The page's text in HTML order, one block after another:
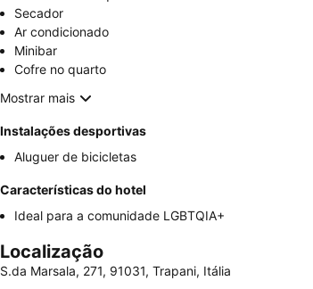
Secador
Ar condicionado
Minibar
Cofre no quarto
Mostrar mais
Instalações desportivas
Aluguer de bicicletas
Características do hotel
Ideal para a comunidade LGBTQIA+
Localização
S.da Marsala, 271, 91031, Trapani, Itália